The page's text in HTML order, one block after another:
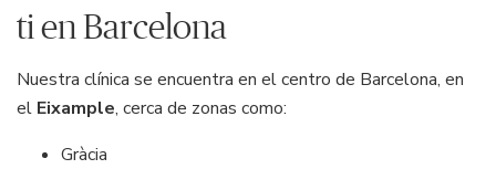
ti en Barcelona
Nuestra clínica se encuentra en el centro de Barcelona, en
el Eixample, cerca de zonas como:
Gràcia